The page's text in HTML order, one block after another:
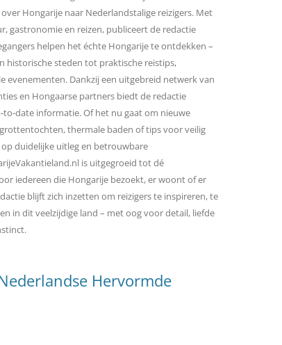
Hongarije naar Nederlandstalige reizigers. Met
gastronomie en reizen, publiceert de redactie
helpen het échte Hongarije te ontdekken –
historische steden tot praktische reistips,
evenementen. Dankzij een uitgebreid netwerk van
en Hongaarse partners biedt de redactie
informatie. Of het nu gaat om nieuwe
thermale baden of tips voor veilig
duidelijke uitleg en betrouwbare
is uitgegroeid tot dé
iedereen die Hongarije bezoekt, er woont of er
blijft zich inzetten om reizigers te inspireren, te
in dit veelzijdige land – met oog voor detail, liefde
Hervormde